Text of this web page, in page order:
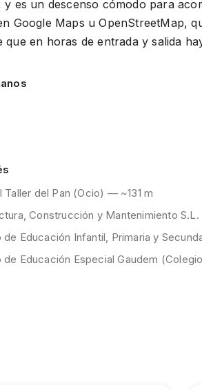
es un descenso cómodo para
Google Maps u OpenStreetMap,
que en horas de entrada y salida
Taller del Pan (Ocio) — ~131 m
Construcción y Mantenimiento
de Educación Infantil, Primaria y
de Educación Especial Gaudem